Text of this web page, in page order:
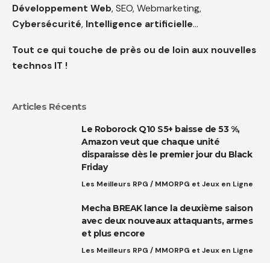
Développement Web, SEO, Webmarketing,
Cybersécurité, Intelligence artificielle…
Tout ce qui touche de près ou de loin aux nouvelles
technos IT !
Articles Récents
Le Roborock Q10 S5+ baisse de 53 %,
Amazon veut que chaque unité
disparaisse dès le premier jour du Black
Friday
Les Meilleurs RPG / MMORPG et Jeux en Ligne
Mecha BREAK lance la deuxième saison
avec deux nouveaux attaquants, armes
et plus encore
Les Meilleurs RPG / MMORPG et Jeux en Ligne